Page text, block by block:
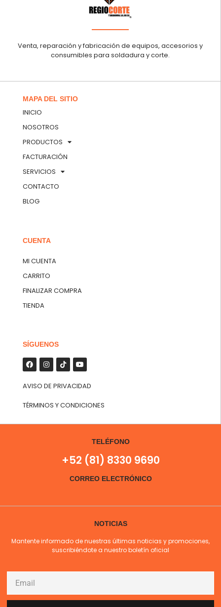
Venta, reparación y fabricación de equipos, accesorios y
consumibles para soldadura y corte.
MAPA DEL SITIO
INICIO
NOSOTROS
PRODUCTOS
FACTURACIÓN
SERVICIOS
CONTACTO
BLOG
CUENTA
MI CUENTA
CARRITO
FINALIZAR COMPRA
TIENDA
SÍGUENOS
AVISO DE PRIVACIDAD
TÉRMINOS Y CONDICIONES
TELÉFONO
+52 (81) 8330 9690
CORREO ELECTRÓNICO
NOTICIAS
Mantente informado de nuestras últimas noticias y promociones,
suscribiéndote a nuestro boletín oficial